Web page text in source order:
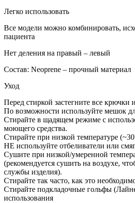
Легко использовать
Все модели можно комбинировать,
пациента
Нет деления на правый – левый
Состав: Neoprene – прочный материал
Уход
Перед стиркой застегните все крючки
По возможности используйте мешок
Стирайте в щадящем режиме с
моющего средства.
Стирайте при низкой температуре
НЕ используйте отбеливатели или
Сушите при низкой/умеренной
(рекомендуется сушить на воздухе,
службы изделия).
Стирайте так часто, как это
Стирайте подкладочные гольфы
использования